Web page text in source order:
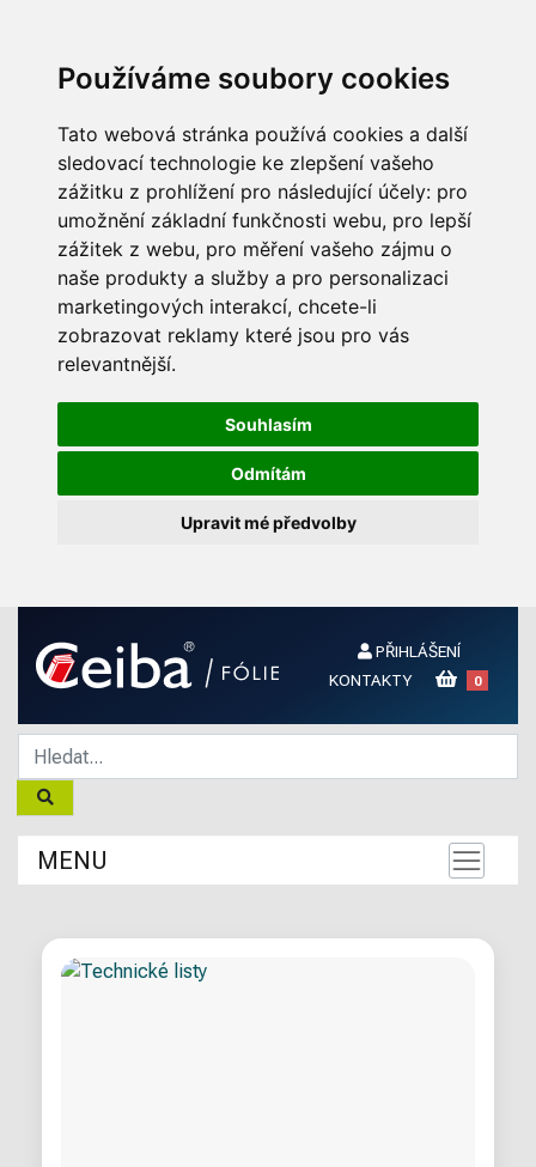
Používáme soubory cookies
Tato webová stránka používá cookies a další
sledovací technologie ke zlepšení vašeho
zážitku z prohlížení pro následující účely: pro
umožnění základní funkčnosti webu, pro lepší
zážitek z webu, pro měření vašeho zájmu o
naše produkty a služby a pro personalizaci
marketingových interakcí, chcete-li
zobrazovat reklamy které jsou pro vás
relevantnější.
Souhlasím
Odmítám
Upravit mé předvolby
PŘIHLÁŠENÍ
KONTAKTY
0
MENU